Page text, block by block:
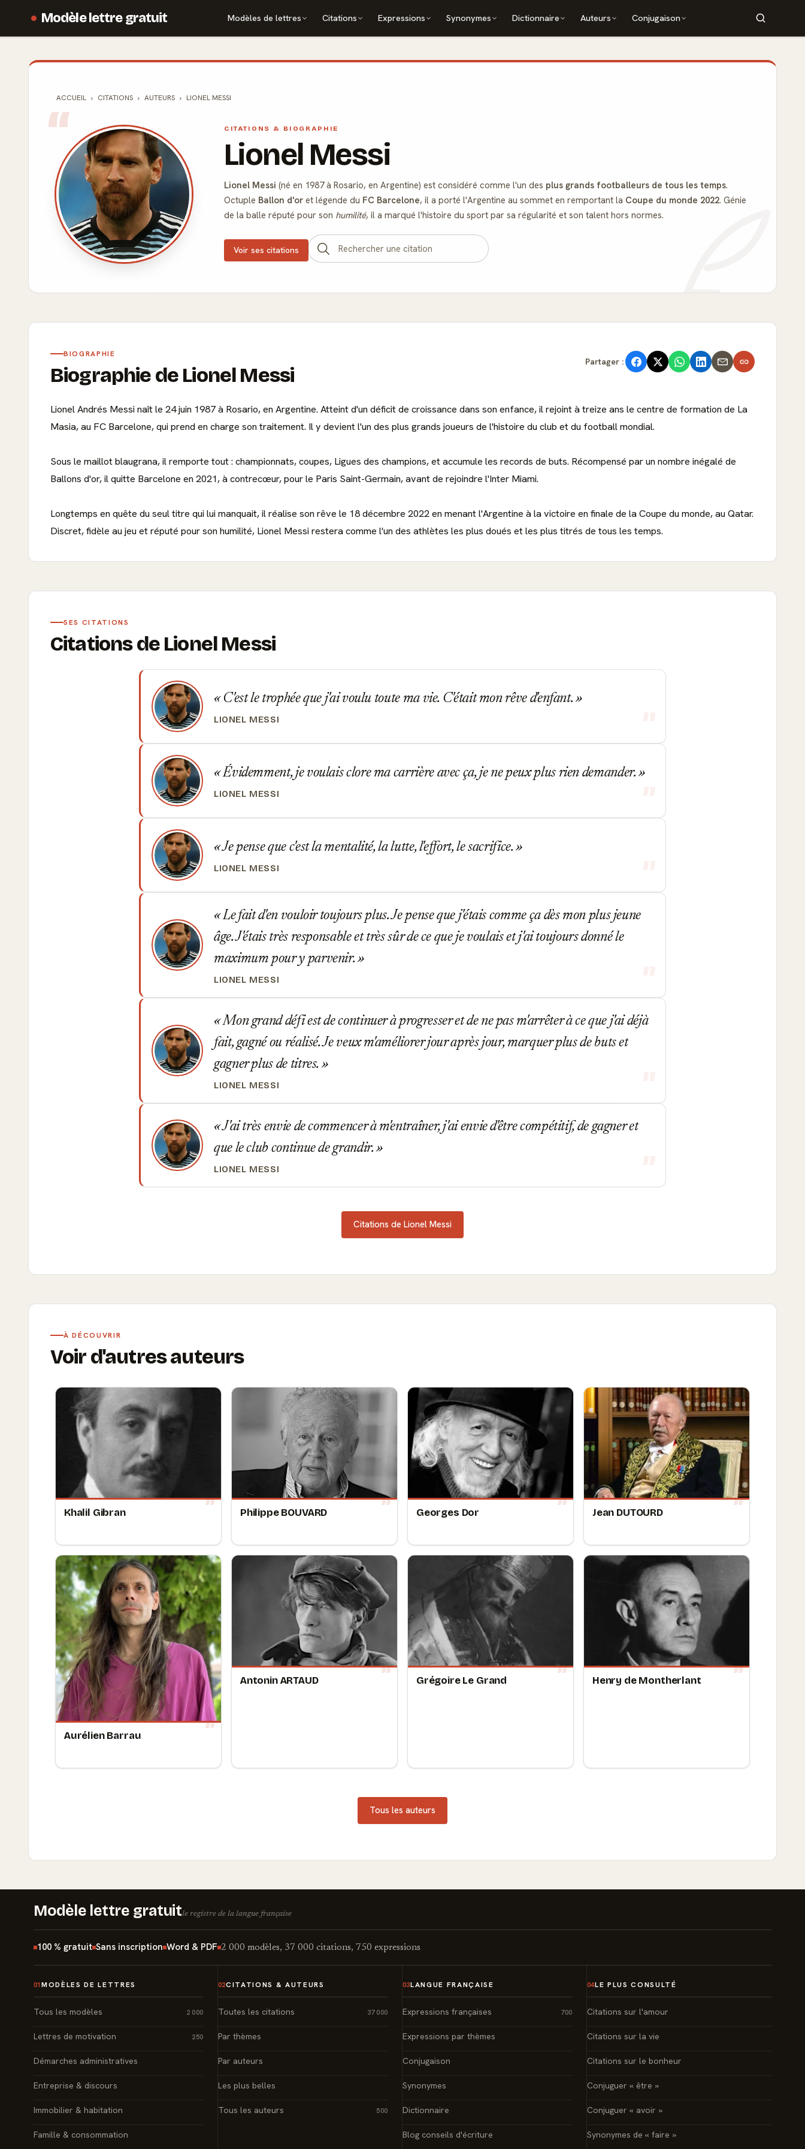
Modèle lettre gratuit Modèles de lettres Citations Expressions Synonymes Dictionnaire Auteurs Conjugaison
ACCUEIL CITATIONS AUTEURS LIONEL MESSI
CITATIONS & BIOGRAPHIE
Lionel Messi
Lionel Messi (né en 1987 à Rosario, en Argentine) est considéré comme l'un des plus grands footballeurs de tous les temps.
Octuple Ballon d'oret légende du FC Barcelone, il a porté l'Argentine au sommet en remportant la Coupe du monde 2022. Génie
de la balle réputé pour son humilité, il a marqué l'histoire du sport par sa régularité et son talent hors normes.
Voir ses citations
BIOGRAPHIE
Biographie de Lionel Messi
Partager :
Lionel Andrés Messi naît le 24 juin 1987 à Rosario, en Argentine. Atteint d'un déficit de croissance dans son enfance, il rejoint à treize ans le centre de formation de La
Masia, au FC Barcelone, qui prend en charge son traitement. Il y devient l'un des plus grands joueurs de l'histoire du club et du football mondial.
Sous le maillot blaugrana, il remporte tout : championnats, coupes, Ligues des champions, et accumule les records de buts. Récompensé par un nombre inégalé de
Ballons d'or, il quitte Barcelone en 2021, à contrecœur, pour le Paris Saint-Germain, avant de rejoindre l'Inter Miami.
Longtemps en quête du seul titre qui lui manquait, il réalise son rêve le 18 décembre 2022 en menant l'Argentine à la victoire en finale de la Coupe du monde, au Qatar.
Discret, fidèle au jeu et réputé pour son humilité, Lionel Messi restera comme l'un des athlètes les plus doués et les plus titrés de tous les temps.
SES CITATIONS
Citations de Lionel Messi
C'est le trophée que j'ai voulu toute ma vie. C'était mon rêve d'enfant.
LIONEL MESSI
Évidemment, je voulais clore ma carrière avec ça, je ne peux plus rien demander.
LIONEL MESSI
Je pense que c'est la mentalité, la lutte, l'effort, le sacrifice.
LIONEL MESSI
Le fait d'en vouloir toujours plus. Je pense que j'étais comme ça dès mon plus jeune
âge. J'étais très responsable et très sûr de ce que je voulais et j'ai toujours donné le
maximum pour y parvenir.
LIONEL MESSI
Mon grand défi est de continuer à progresser et de ne pas m'arrêter à ce que j'ai déjà
fait, gagné ou réalisé. Je veux m'améliorer jour après jour, marquer plus de buts et
gagner plus de titres.
LIONEL MESSI
J'ai très envie de commencer à m'entraîner, j'ai envie d'être compétitif, de gagner et
que le club continue de grandir.
LIONEL MESSI
Citations de Lionel Messi
À DÉCOUVRIR
Voir d'autres auteurs
Khalil Gibran Philippe BOUVARD Georges Dor Jean DUTOURD
Aurélien Barrau
Antonin ARTAUD Grégoire Le Grand Henry de Montherlant
Tous les auteurs
Modèle lettre gratuitle registre de la langue française
100 % gratuit Sans inscription Word & PDF 2 000 modèles, 37 000 citations, 750 expressions
01 MODÈLES DE LETTRES
Tous les modèles 2 000
Lettres de motivation 250
Démarches administratives
Entreprise & discours
Immobilier & habitation
Famille & consommation
02CITATIONS & AUTEURS
Toutes les citations 37 000
Par thèmes
Par auteurs
Les plus belles
Tous les auteurs 500
03LANGUE FRANÇAISE
Expressions françaises 700
Expressions par thèmes
Conjugaison
Synonymes
Dictionnaire
Blog conseils d'écriture
04LE PLUS CONSULTÉ
Citations sur l'amour
Citations sur la vie
Citations sur le bonheur
Conjuguer « être »
Conjuguer « avoir »
Synonymes de « faire »